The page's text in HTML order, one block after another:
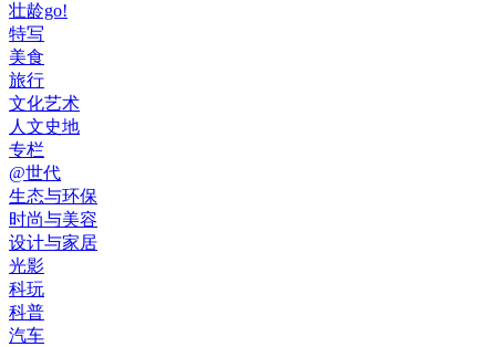
壮龄go!
特写
美食
旅行
文化艺术
人文史地
专栏
@世代
生态与环保
时尚与美容
设计与家居
光影
科玩
科普
汽车